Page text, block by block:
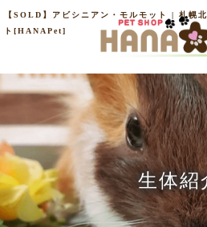
【SOLD】アビシニアン・モルモット | 札幌
ト[HANAPet]
生体紹